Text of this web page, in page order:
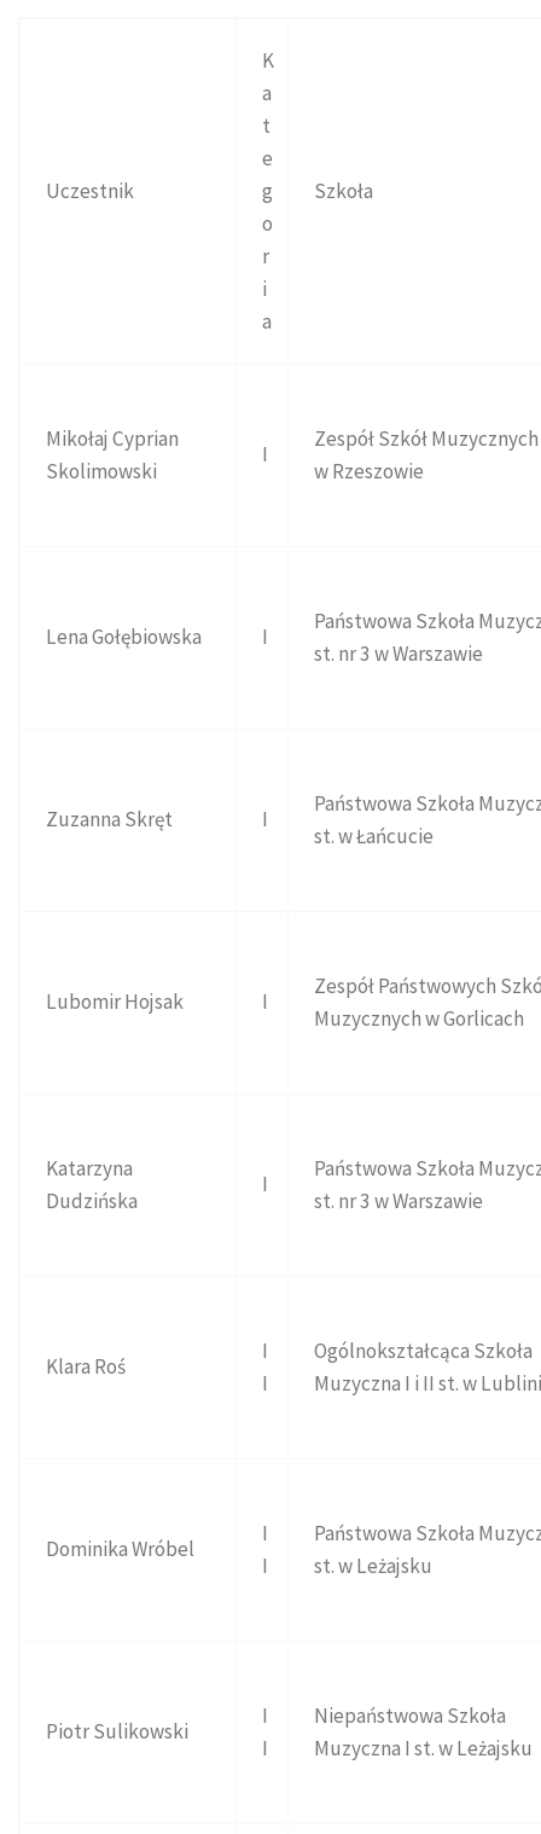
Uczestnik
K
a
t
e
g
o
r
i
a
Szkoła
Mikołaj Cyprian
Skolimowski
I
Zespół Szkół
w Rzeszowie
Lena Gołębiowska I
Państwowa Szkoła
st. nr 3 w Warszawie
Zuzanna Skręt I
Państwowa Szkoła
st. w Łańcucie
Lubomir Hojsak I
Zespół Państwowych
Muzycznych w Gorlicach
Katarzyna
Dudzińska
I
Państwowa Szkoła
st. nr 3 w Warszawie
Klara Roś
I
I
Ogólnokształcąca Szkoła
Muzyczna I i II st. w
Dominika Wróbel
I
I
Państwowa Szkoła
st. w Leżajsku
Piotr Sulikowski
I
I
Niepaństwowa Szkoła
Muzyczna I st. w Leżajsku